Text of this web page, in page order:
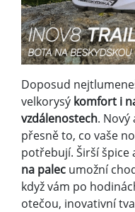
Doposud
velkorysý komfort i
vzdálenostech.
přesně to, co vaše
potřebují. Širší špice
na palec umožní
když vám po
otečou, inovativní